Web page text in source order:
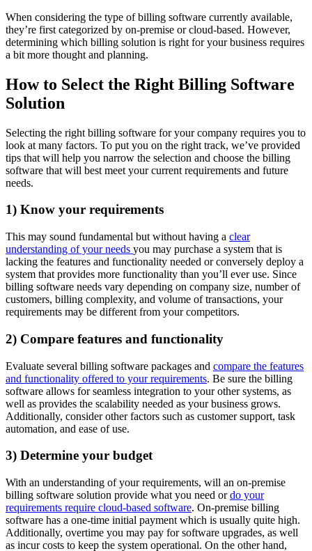
When considering the type of billing software currently available,
they’re first categorized by on-premise or cloud-based. However,
determining which billing solution is right for your business requires
a bit more thought and planning.
How to Select the Right Billing Software
Solution
Selecting the right billing software for your company requires you to
look at many factors. To put you on the right track, we’ve provided
tips that will help you narrow the selection and choose the billing
software that will best meet your current requirements and future
needs.
1) Know your requirements
This may sound fundamental but without having a clear
understanding of your needs you may purchase a system that is
lacking the features and functionality needed or conversely deploy a
system that provides more functionality than you’ll ever use. Since
billing software needs vary depending on company size, number of
customers, billing complexity, and volume of transactions, your
requirements may be different from your competitors.
2) Compare features and functionality
Evaluate several billing software packages and compare the features
and functionality offered to your requirements. Be sure the billing
software allows for seamless integration to your other systems, as
well as provides the scalability needed as your business grows.
Additionally, consider other factors such as customer support, task
automation, and ease of use.
3) Determine your budget
With an understanding of your requirements, will an on-premise
billing software solution provide what you need ordo your
requirements require cloud-based software. On-premise billing
software has a one-time initial payment which is usually quite high.
Additionally, overtime you may pay for software upgrades, as well
as incur costs to keep the system operational. On the other hand,